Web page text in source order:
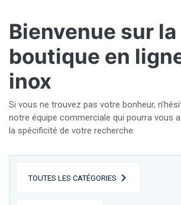
Bienvenue sur la
boutique en
inox
Si vous ne trouvez pas votre bonheur,
notre équipe commerciale qui pourra vous
la spécificité de votre recherche.
TOUTES LES CATÉGORIES